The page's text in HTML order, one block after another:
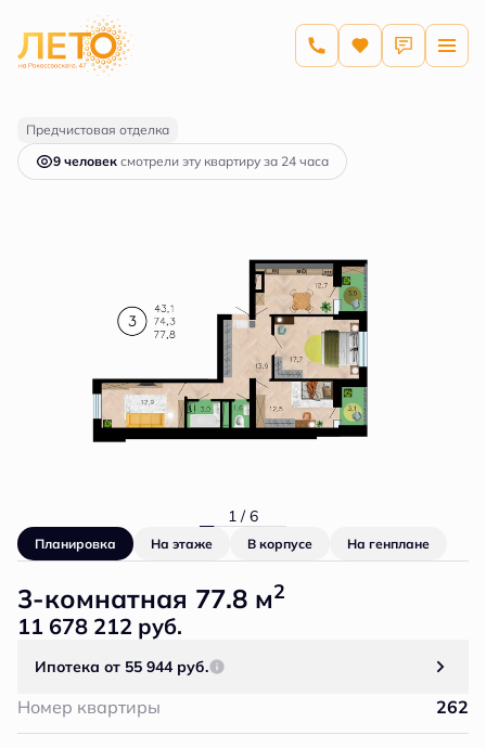
3-комнатная
11 678 212 руб.
Ипотекаот 55 944 руб.
Предчистовая отделка
9 человек смотрели эту квартиру за 24 часа
1 / 6
Планировка На этаже В корпусе На генплане
3-комнатная 77.8 м2
11 678 212 руб.
Ипотека от 55 944 руб.
Номер квартиры 262